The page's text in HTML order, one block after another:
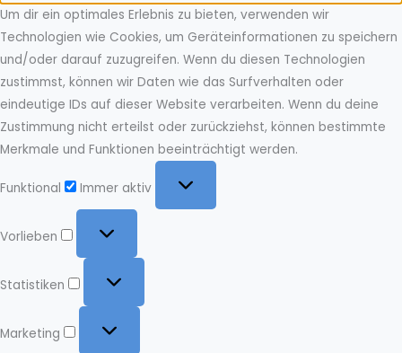
Um dir ein optimales Erlebnis zu bieten, verwenden wir
Technologien wie Cookies, um Geräteinformationen zu speichern
und/oder darauf zuzugreifen. Wenn du diesen Technologien
zustimmst, können wir Daten wie das Surfverhalten oder
eindeutige IDs auf dieser Website verarbeiten. Wenn du deine
Zustimmung nicht erteilst oder zurückziehst, können bestimmte
Merkmale und Funktionen beeinträchtigt werden.
Funktional
Immer aktiv
Vorlieben
Statistiken
Marketing